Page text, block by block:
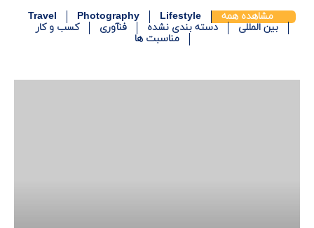
مشاهده همه Lifestyle
Photography
Travel
بین المللی
دسته بندی نشده فنآوری
کسب و کار
مناسبت ها